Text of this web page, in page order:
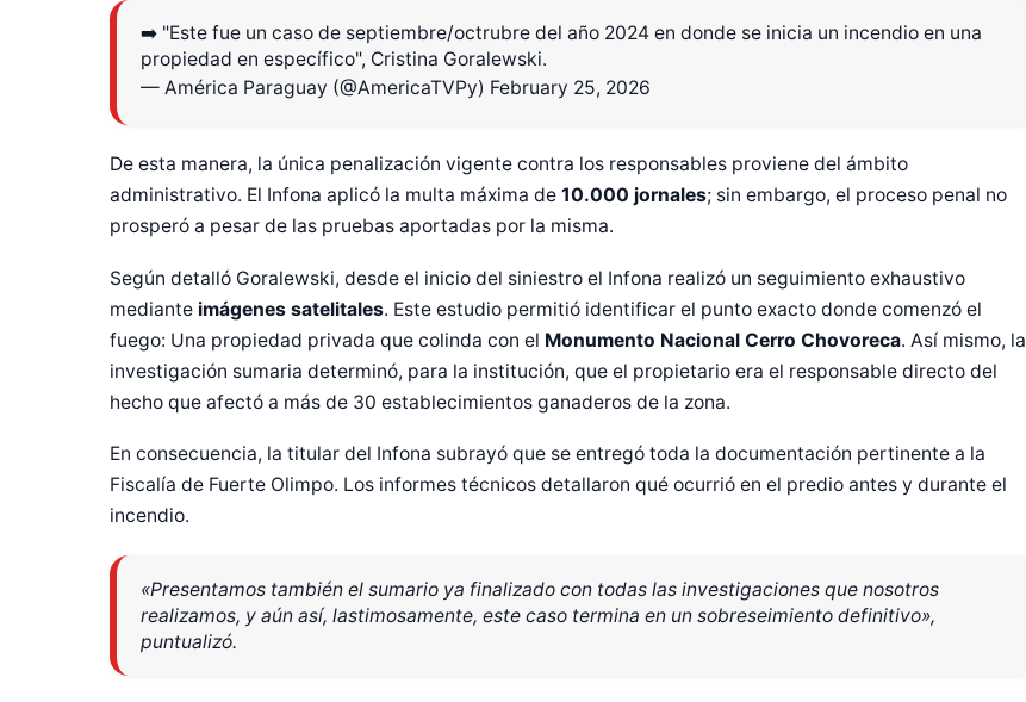
➡️ "Este fue un caso de septiembre/octrubre del año 2024 en donde se inicia un incendio en una
propiedad en específico", Cristina Goralewski.
— América Paraguay (@AmericaTVPy) February 25, 2026
De esta manera, la única penalización vigente contra los responsables proviene del ámbito
administrativo. El Infona aplicó la multa máxima de 10.000 jornales; sin embargo, el proceso penal no
prosperó a pesar de las pruebas aportadas por la misma.
Según detalló Goralewski, desde el inicio del siniestro el Infona realizó un seguimiento exhaustivo
mediante imágenes satelitales. Este estudio permitió identificar el punto exacto donde comenzó el
fuego: Una propiedad privada que colinda con el Monumento Nacional Cerro Chovoreca. Así mismo, la
investigación sumaria determinó, para la institución, que el propietario era el responsable directo del
hecho que afectó a más de 30 establecimientos ganaderos de la zona.
En consecuencia, la titular del Infona subrayó que se entregó toda la documentación pertinente a la
Fiscalía de Fuerte Olimpo. Los informes técnicos detallaron qué ocurrió en el predio antes y durante el
incendio.
«Presentamos también el sumario ya finalizado con todas las investigaciones que nosotros
realizamos, y aún así, lastimosamente, este caso termina en un sobreseimiento definitivo»,
puntualizó.
Diseñado por Shiro Company